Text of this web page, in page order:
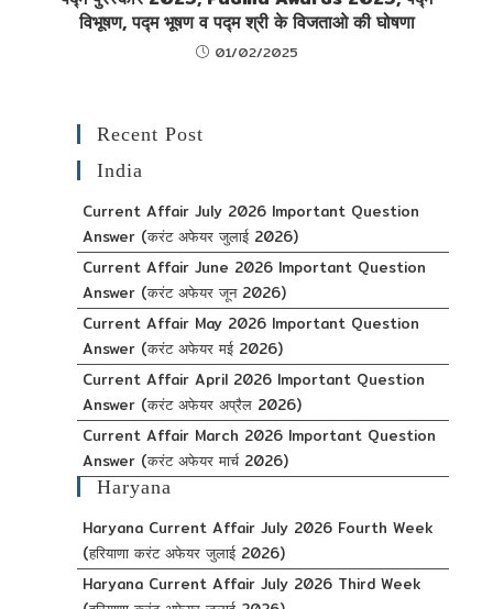
विभूषण, पद्म भूषण व पद्म श्री के विजताओ की घोषणा
01/02/2025
Recent Post
India
Current Affair July 2026 Important Question
Answer (करंट अफेयर जुलाई 2026)
Current Affair June 2026 Important Question
Answer (करंट अफेयर जून 2026)
Current Affair May 2026 Important Question
Answer (करंट अफेयर मई 2026)
Current Affair April 2026 Important Question
Answer (करंट अफेयर अप्रैल 2026)
Current Affair March 2026 Important Question
Answer (करंट अफेयर मार्च 2026)
Haryana
Haryana Current Affair July 2026 Fourth Week
(हरियाणा करंट अफेयर जुलाई 2026)
Haryana Current Affair July 2026 Third Week